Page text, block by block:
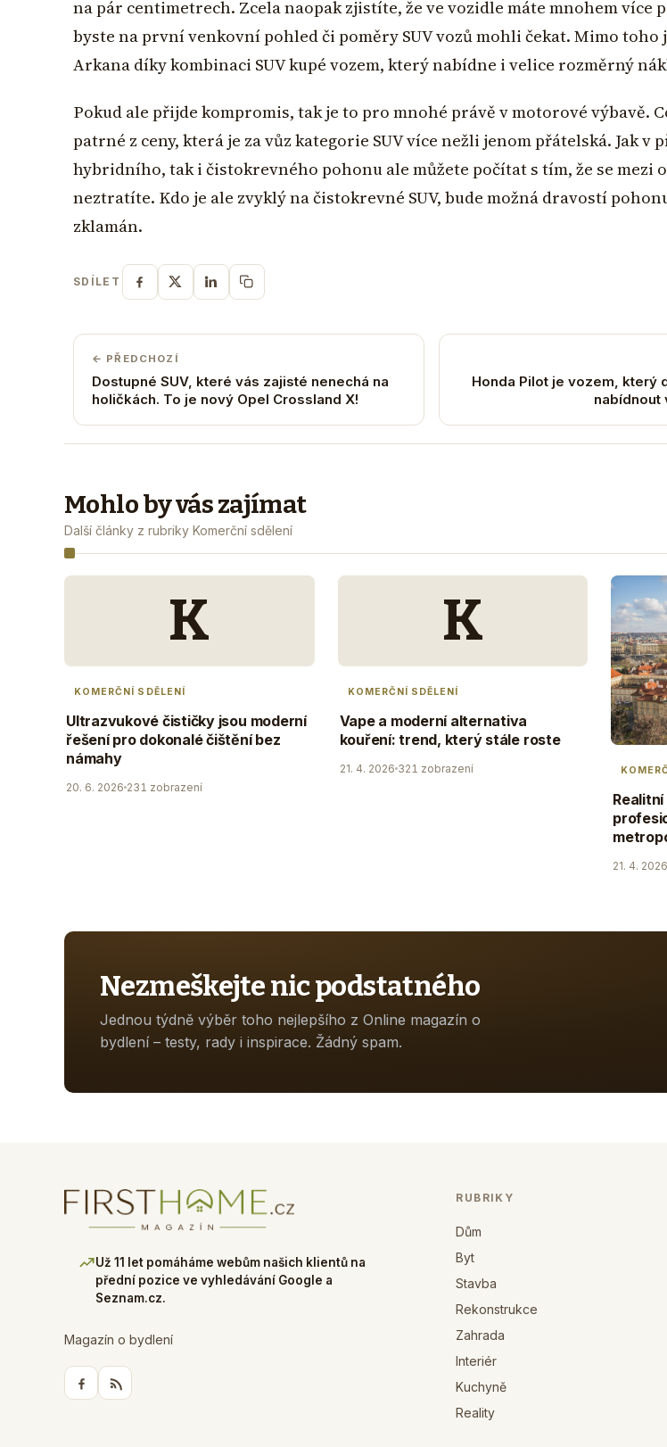
na pár centimetrech. Zcela naopak zjistíte, že ve vozidle máte mnohem více
byste na první venkovní pohled či poměry SUV vozů mohli čekat. Mimo toho
Arkana díky kombinaci SUV kupé vozem, který nabídne i velice rozměrný
Pokud ale přijde kompromis, tak je to pro mnohé právě v motorové výbavě.
patrné z ceny, která je za vůz kategorie SUV více nežli jenom přátelská. Jak v
hybridního, tak i čistokrevného pohonu ale můžete počítat s tím, že se mezi
neztratíte. Kdo je ale zvyklý na čistokrevné SUV, bude možná dravostí
zklamán.
SDÍLET
← PŘEDCHOZÍ
Dostupné SUV, které vás zajisté nenechá na
holičkách. To je nový Opel Crossland X!
Honda Pilot je vozem, který
nabídnout
Mohlo by vás zajímat
Další články z rubriky Komerční sdělení
K
KOMERČNÍ SDĚLENÍ
Ultrazvukové čističky jsou moderní
řešení pro dokonalé čištění bez
námahy
20. 6. 2026 231 zobrazení
K
KOMERČNÍ SDĚLENÍ
Vape a moderní alternativa
kouření: trend, který stále roste
21. 4. 2026 321 zobrazení
21. 4. 2026
Nezmeškejte nic podstatného
Jednou týdně výběr toho nejlepšího z Online magazín o
bydlení – testy, rady i inspirace. Žádný spam.
Už 11 let pomáháme webům našich klientů na
přední pozice ve vyhledávání Google a
Seznam.cz.
Magazín o bydlení
RUBRIKY
Dům
Byt
Stavba
Rekonstrukce
Zahrada
Interiér
Kuchyně
Reality